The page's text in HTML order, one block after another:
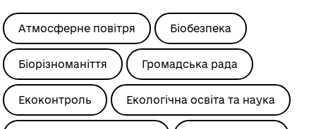
Атмосферне повітря Біобезпека
Біорізноманіття Громадська рада
Екоконтроль Екологічна освіта та наука